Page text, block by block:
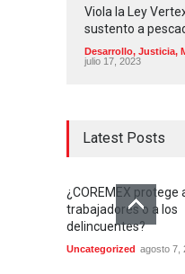
Viola la Ley
sustento a
Desarrollo, Justicia,
julio 17, 2023
Latest Posts
¿COREMEX protege
trabajadores o a los
delincuentes?
Uncategorized agosto 7,